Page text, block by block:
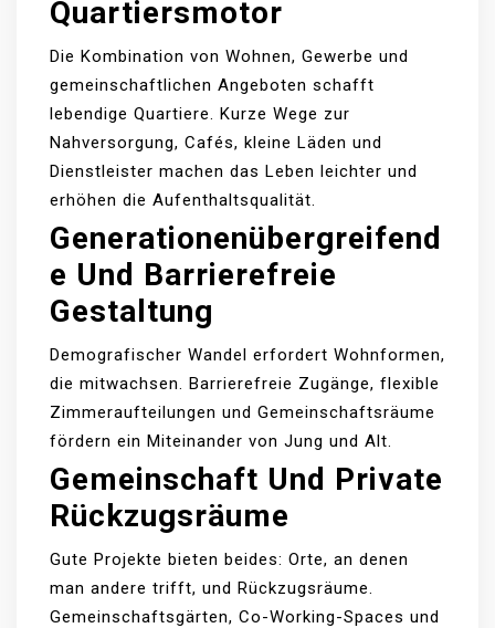
Quartiersmotor
Die Kombination von Wohnen, Gewerbe und
gemeinschaftlichen Angeboten schafft
lebendige Quartiere. Kurze Wege zur
Nahversorgung, Cafés, kleine Läden und
Dienstleister machen das Leben leichter und
erhöhen die Aufenthaltsqualität.
Generationenübergreifend
E Und Barrierefreie
Gestaltung
Demografischer Wandel erfordert Wohnformen,
die mitwachsen. Barrierefreie Zugänge, flexible
Zimmeraufteilungen und Gemeinschaftsräume
fördern ein Miteinander von Jung und Alt.
Gemeinschaft Und Private
Rückzugsräume
Gute Projekte bieten beides: Orte, an denen
man andere trifft, und Rückzugsräume.
Gemeinschaftsgärten, Co-Working-Spaces und